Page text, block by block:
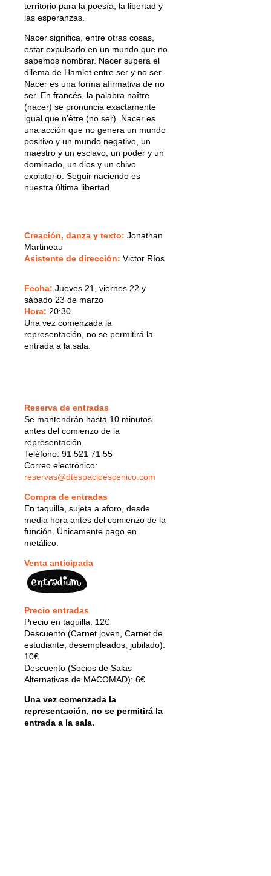
territorio para la poesía, la libertad y
las esperanzas.
Nacer significa, entre otras cosas,
estar expulsado en un mundo que no
sabemos nombrar. Nacer supera el
dilema de Hamlet entre ser y no ser.
Nacer es una forma afirmativa de no
ser. En francés, la palabra naître
(nacer) se pronuncia exactamente
igual que n’être (no ser). Nacer es
una acción que no genera un mundo
positivo y un mundo negativo, un
maestro y un esclavo, un poder y un
dominado, un dios y un chivo
expiatorio. Seguir naciendo es
nuestra última libertad.
Creación, danza y texto: Jonathan
Martineau
Asistente de dirección: Victor Ríos
Fecha: Jueves 21, viernes 22 y
sábado 23 de marzo
Hora: 20:30
Una vez comenzada la
representación, no se permitirá la
entrada a la sala.
Reserva de entradas
Se mantendrán hasta 10 minutos
antes del comienzo de la
representación.
Teléfono: 91 521 71 55
Correo electrónico:
reservas@dtespacioescenico.com
Compra de entradas
En taquilla, sujeta a aforo, desde
media hora antes del comienzo de la
función. Únicamente pago en
metálico.
Venta anticipada
Precio entradas
Precio en taquilla: 12€
Descuento (Carnet joven, Carnet de
estudiante, desempleados, jubilado):
10€
Descuento (Socios de Salas
Alternativas de MACOMAD): 6€
Una vez comenzada la
representación, no se permitirá la
entrada a la sala.